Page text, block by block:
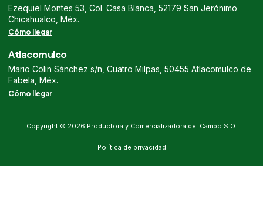
Ezequiel Montes 53, Col. Casa Blanca, 52179 San Jerónimo
Chicahualco, Méx.
Cómo llegar
Atlacomulco
Mario Colin Sánchez s/n, Cuatro Milpas, 50455 Atlacomulco de
Fabela, Méx.
Cómo llegar
Copyright © 2026 Productora y Comercializadora del Campo S.O.
Política de privacidad